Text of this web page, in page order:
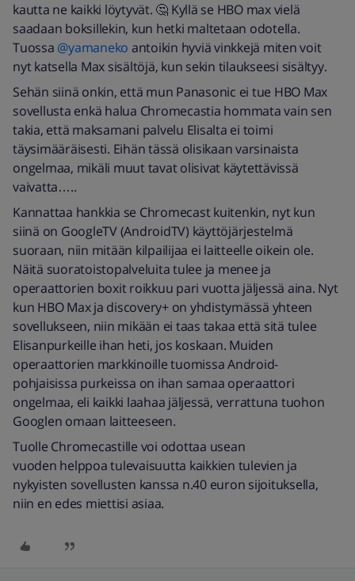
kautta ne kaikki löytyvät. 🤔 Kyllä se HBO max vielä
saadaan boksillekin, kun hetki maltetaan odotella.
Tuossa @yamaneko antoikin hyviä vinkkejä miten voit
nyt katsella Max sisältöjä, kun sekin tilaukseesi sisältyy.
Sehän siinä onkin, että mun Panasonic ei tue HBO Max
sovellusta enkä halua Chromecastia hommata vain sen
takia, että maksamani palvelu Elisalta ei toimi
täysimääräisesti. Eihän tässä olisikaan varsinaista
ongelmaa, mikäli muut tavat olisivat käytettävissä
vaivatta…..
Kannattaa hankkia se Chromecast kuitenkin, nyt kun
siinä on GoogleTV (AndroidTV) käyttöjärjestelmä
suoraan, niin mitään kilpailijaa ei laitteelle oikein ole.
Näitä suoratoistopalveluita tulee ja menee ja
operaattorien boxit roikkuu pari vuotta jäljessä aina. Nyt
kun HBO Max ja discovery+ on yhdistymässä yhteen
sovellukseen, niin mikään ei taas takaa että sitä tulee
Elisanpurkeille ihan heti, jos koskaan. Muiden
operaattorien markkinoille tuomissa Android-
pohjaisissa purkeissa on ihan samaa operaattori
ongelmaa, eli kaikki laahaa jäljessä, verrattuna tuohon
Googlen omaan laitteeseen.
Tuolle Chromecastille voi odottaa usean
vuoden helppoa tulevaisuutta kaikkien tulevien ja
nykyisten sovellusten kanssa n.40 euron sijoituksella,
niin en edes miettisi asiaa.